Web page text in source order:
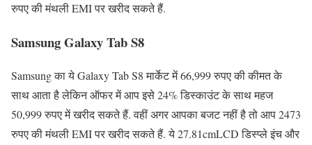
रुपए की मंथली EMI पर खरीद सकते हैं.
Samsung Galaxy Tab S8
Samsung का ये Galaxy Tab S8 मार्केट में 66,999 रुपए की कीमत के
साथ आता है लेकिन ऑफर में आप इसे 24% डिस्काउंट के साथ महज
50,999 रुपए में खरीद सकते हैं. वहीं अगर आपका बजट नहीं है तो आप 2473
रुपए की मंथली EMI पर खरीद सकते हैं. ये 27.81cmLCD डिस्प्ले इंच और